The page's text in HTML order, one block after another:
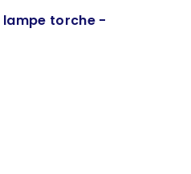
lampe torche -